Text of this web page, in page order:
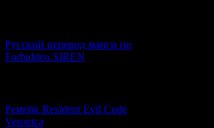
Русский перевод манги по
Forbidden SIREN
Ремейк Resident Evil Code
Veronica